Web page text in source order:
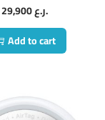
29,900
ر.ع.
Add to cart